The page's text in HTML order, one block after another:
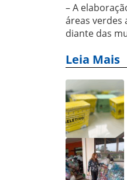
– A
áreas verdes
diante das
Leia Mais